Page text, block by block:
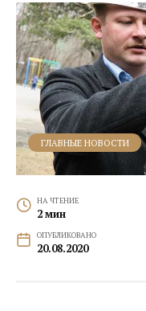
ГЛАВНЫЕ НОВОСТИ
НА ЧТЕНИЕ
2 мин
ОПУБЛИКОВАНО
20.08.2020